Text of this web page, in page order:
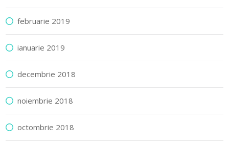
februarie 2019
ianuarie 2019
decembrie 2018
noiembrie 2018
octombrie 2018